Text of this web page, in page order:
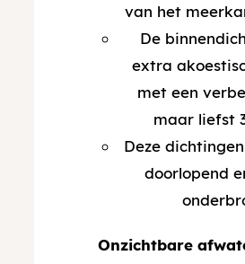
van het
De
extra
met een
maar liefst
Deze
doorlopend
Onzichtbare